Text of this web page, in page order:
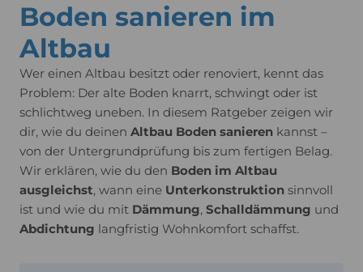
Boden sanieren im
Altbau
Wer einen Altbau besitzt oder renoviert, kennt das
Problem: Der alte Boden knarrt, schwingt oder ist
schlichtweg uneben. In diesem Ratgeber zeigen wir
dir, wie du deinen Altbau Boden sanieren kannst –
von der Untergrundprüfung bis zum fertigen Belag.
Wir erklären, wie du den Boden im Altbau
ausgleichst, wann eine Unterkonstruktion sinnvoll
ist und wie du mit Dämmung, Schalldämmung und
Abdichtung langfristig Wohnkomfort schaffst.